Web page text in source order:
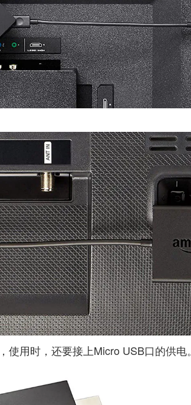
用时，还要接上Micro USB口的供电。